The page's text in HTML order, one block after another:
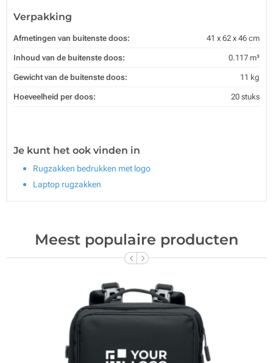
Verpakking
Afmetingen van buitenste doos: 41 x 62 x 46 cm
Inhoud van de buitenste doos: 0.117 m³
Gewicht van de buitenste doos: 11 kg
Hoeveelheid per doos: 20 stuks
Je kunt het ook vinden in
Rugzakken bedrukken met logo
Laptop rugzakken
Meest populaire producten